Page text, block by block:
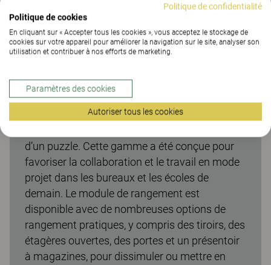
Rangement Trixagon
Le module de rangement TRIXAGON fait partie
d’une gamme de meubles astucieux de forme
d’un puzzle. Cette gamme a été conçue pour
favoriser la collaboration et le travail en mode
projet dans les bureaux et les écoles de
demain. Le module de rangement est
disponible avec de nombreuses options de
rangement pratiques, y compris des tiroirs, des
étagères ouvertes, des portes et un présentoir
à magazines, pour dissimuler ou mettre en
Politique de confidentialité
Politique de cookies
En cliquant sur « Accepter tous les cookies », vous acceptez le stockage de
cookies sur votre appareil pour améliorer la navigation sur le site, analyser son
utilisation et contribuer à nos efforts de marketing.
Paramètres des cookies
Autoriser tous les cookies